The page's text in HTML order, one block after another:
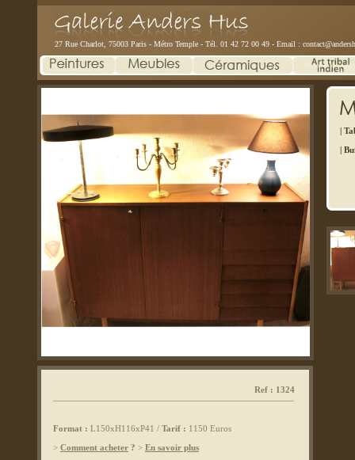
27 Rue Charlot, 75003 Paris - Métro Temple - Tél. 01 42 72 00 49 - Email :
Ref : 1324
Format : L150xH116xP41 / Tarif : 1150 Euros
> Comment acheter ? > En savoir plus
|
|